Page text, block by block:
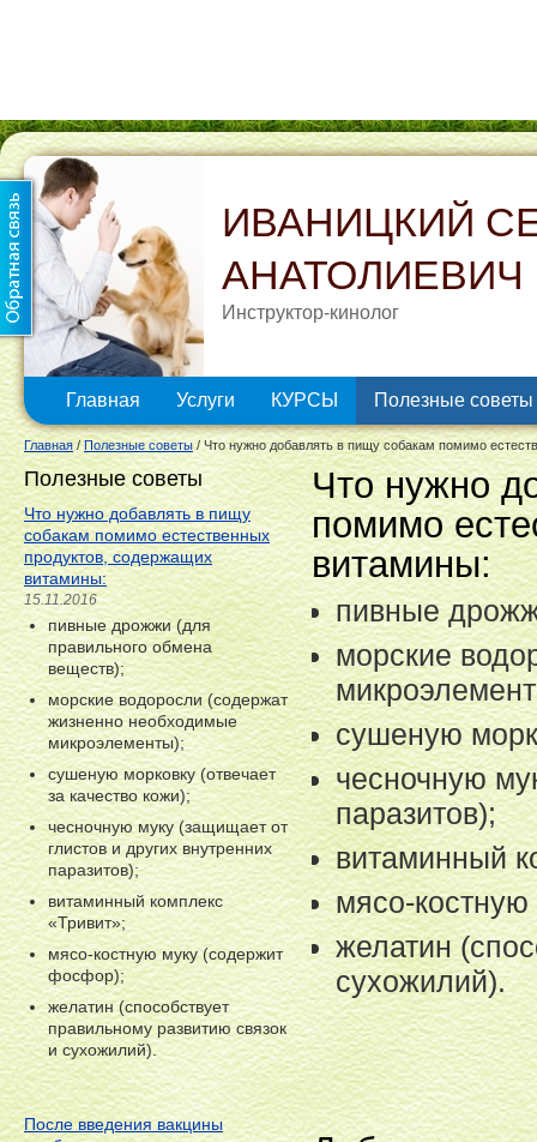
ИВАНИЦКИЙ
АНАТОЛИЕВИЧ
Инструктор-кинолог
Главная Услуги КУРСЫ Полезные советы
Главная / Полезные советы / Что нужно добавлять в пищу собакам помимо
Полезные советы
Что нужно добавлять в пищу
собакам помимо естественных
продуктов, содержащих
витамины:
15.11.2016
пивные дрожжи (для
правильного обмена
веществ);
морские водоросли (содержат
жизненно необходимые
микроэлементы);
сушеную морковку (отвечает
за качество кожи);
чесночную муку (защищает от
глистов и других внутренних
паразитов);
витаминный комплекс
«Тривит»;
мясо-костную муку (содержит
фосфор);
желатин (способствует
правильному развитию связок
и сухожилий).
После введения вакцины
Что нужно
помимо
витамины:
пивные
морские
сушеную
чесночную
паразитов);
витаминный
мясо-
желатин
сухожилий).